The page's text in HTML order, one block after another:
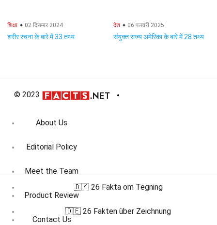
शिक्षा 02 दिसम्बर 2024
शरीर रचना के बारे में 33 तथ्य
देश 06 फरवरी 2025
संयुक्त राज्य अमेरिका के बारे में 28 तथ्य
© 2023
About Us
Editorial Policy
Meet the Team
Product Review
Contact Us
🇩🇰 26 Fakta om Tegning
🇩🇪 26 Fakten über Zeichnung